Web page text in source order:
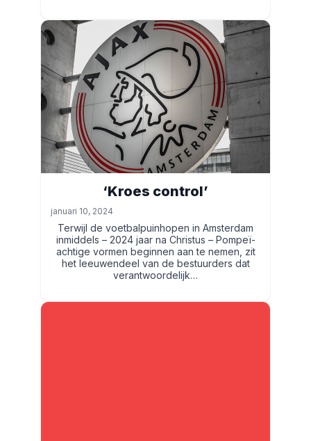
‘Kroes control’
januari 10, 2024
Terwijl de voetbalpuinhopen in Amsterdam
inmiddels – 2024 jaar na Christus – Pompeï-
achtige vormen beginnen aan te nemen, zit
het leeuwendeel van de bestuurders dat
verantwoordelijk…